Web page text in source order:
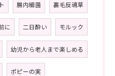
腸内細菌 裏毛反魂草
に 二日酔い モルック
幼児から老人まで楽しめる
ポピーの実